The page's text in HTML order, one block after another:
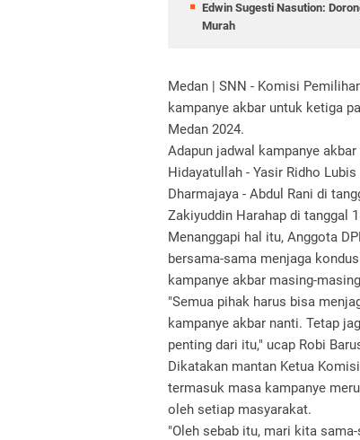
Edwin Sugesti Nasution:
Murah
Medan | SNN - Komisi
kampanye akbar untuk ketiga
Medan 2024.
Adapun jadwal kampanye
Hidayatullah - Yasir Ridho
Dharmajaya - Abdul Rani di
Zakiyuddin Harahap di tanggal
Menanggapi hal itu, Anggota
bersama-sama menjaga
kampanye akbar masing-
"Semua pihak harus bisa
kampanye akbar nanti. Tetap
penting dari itu," ucap Robi
Dikatakan mantan Ketua
termasuk masa kampanye
oleh setiap masyarakat.
"Oleh sebab itu, mari kita